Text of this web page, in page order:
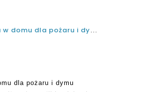
Jaki jest najlepszy dom oczyszczacz powietrza w domu dla pożaru i dymu papierosowego w Australii w 2021 i 2022?
dla pożaru i dymu